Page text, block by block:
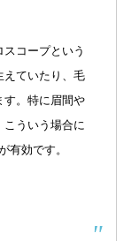
コープという
えていたり、毛
す。特に眉間や
こういう場合に
有効です。